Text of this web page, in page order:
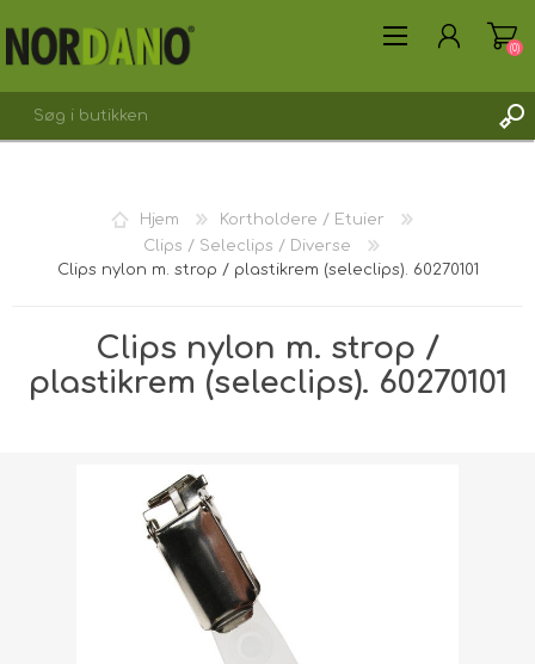
OPRET DIG SOM KUNDE
(0)
Hjem
Kortholdere / Etuier
Clips / Seleclips / Diverse
Clips nylon m. strop / plastikrem (seleclips). 60270101
Clips nylon m. strop /
plastikrem (seleclips). 60270101